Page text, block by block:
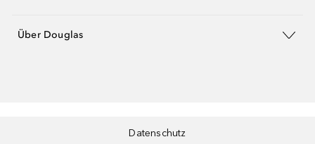
Über Douglas
Datenschutz